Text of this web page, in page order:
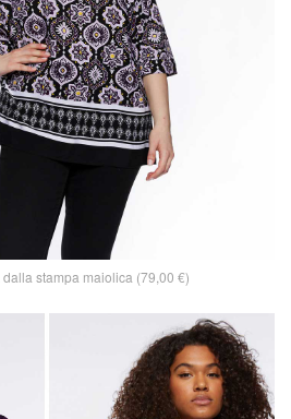
stampa maiolica (79,00 €)